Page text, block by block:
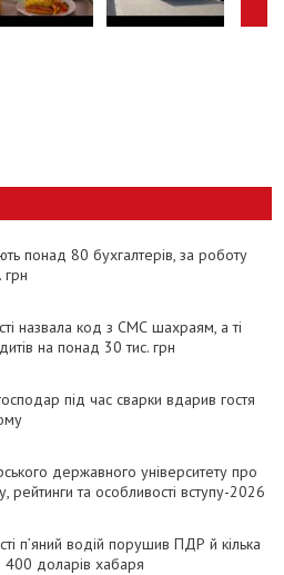
понад 80 бухгалтерів, за роботу
грн
назвала код з СМС шахраям, а ті
на понад 30 тис. грн
під час сварки вдарив гостя
державного університету про
рейтинги та особливості вступу-2026
п’яний водій порушив ПДР й кілька
400 доларів хабаря